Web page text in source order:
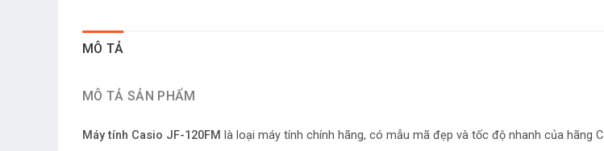
MÔ TẢ
MÔ TẢ SẢN PHẨM
Máy tính Casio JF-120FM là loại máy tính chính hãng, có mẫu mã đẹp và tốc độ nhanh của hãng